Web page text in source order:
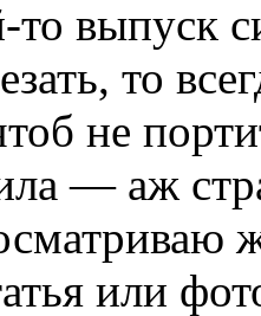
то выпуск
то
не
— аж
или